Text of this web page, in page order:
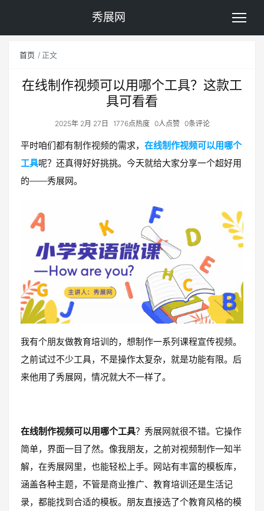
秀展网
首页 正文
在线制作视频可以用哪个工具？这款工
具可看看
2025年 2月 27日 1776点热度 0人点赞 0条评论
平时咱们都有制作视频的需求， 在线制作视频可以用哪个
工具呢？还真得好好挑挑。今天就给大家分享一个超好用
的——秀展网。
我有个朋友做教育培训的，想制作一系列课程宣传视频。
之前试过不少工具，不是操作太复杂，就是功能有限。后
来他用了秀展网，情况就大不一样了。
在线制作视频可以用哪个工具？秀展网就很不错。它操作
简单，界面一目了然。像我朋友，之前对视频制作一知半
解，在秀展网里，也能轻松上手。网站有丰富的模板库，
涵盖各种主题，不管是商业推广、教育培训还是生活记
录，都能找到合适的模板。朋友直接选了个教育风格的模